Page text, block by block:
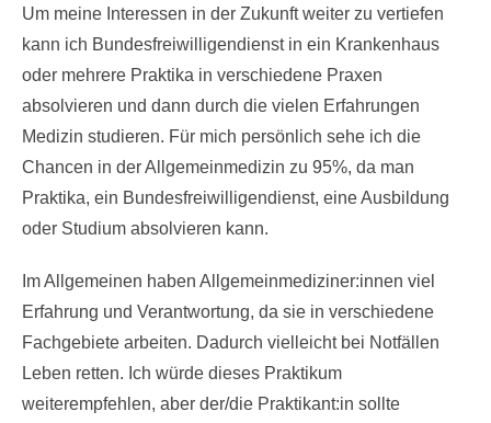
Um meine Interessen in der Zukunft weiter zu vertiefen
kann ich Bundesfreiwilligendienst in ein Krankenhaus
oder mehrere Praktika in verschiedene Praxen
absolvieren und dann durch die vielen Erfahrungen
Medizin studieren. Für mich persönlich sehe ich die
Chancen in der Allgemeinmedizin zu 95%, da man
Praktika, ein Bundesfreiwilligendienst, eine Ausbildung
oder Studium absolvieren kann.
Im Allgemeinen haben Allgemeinmediziner:innen viel
Erfahrung und Verantwortung, da sie in verschiedene
Fachgebiete arbeiten. Dadurch vielleicht bei Notfällen
Leben retten. Ich würde dieses Praktikum
weiterempfehlen, aber der/die Praktikant:in sollte